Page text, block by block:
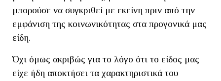
μπορούσε να συγκριθεί με εκείνη πριν από την
εμφάνιση της κοινωνικότητας στα προγονικά μας
είδη.
Όχι όμως ακριβώς για το λόγο ότι το είδος μας
είχε ήδη αποκτήσει τα χαρακτηριστικά του